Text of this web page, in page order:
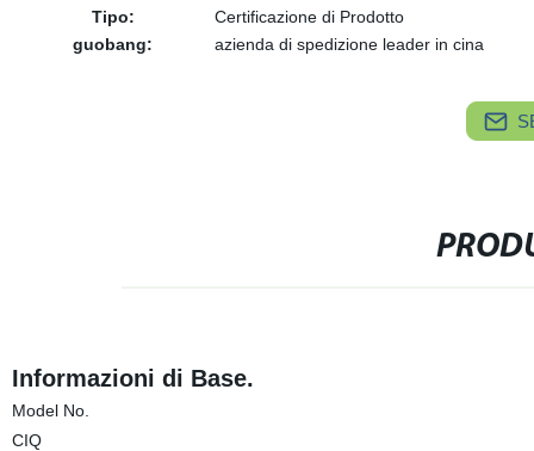
Tipo:
Certificazione di Prodotto
guobang:
azienda di spedizione leader in cina
Informazioni di Base.
Model No.
CIQ